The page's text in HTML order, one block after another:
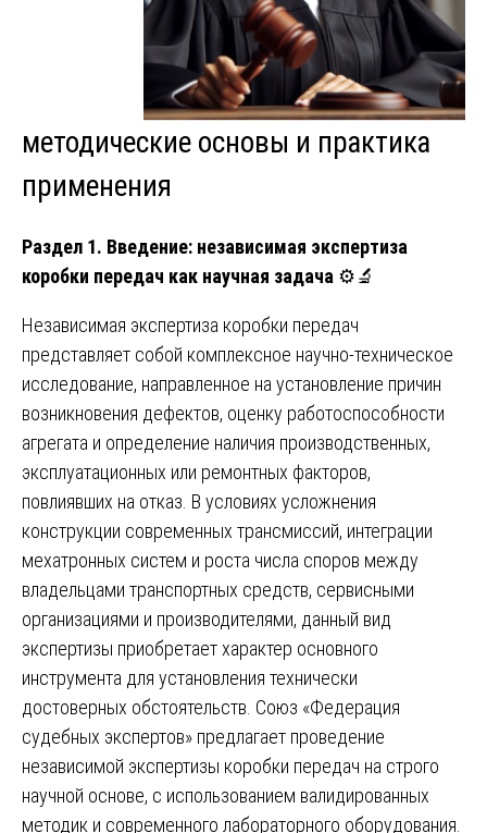
методические основы и практика
применения
Раздел 1. Введение: независимая экспертиза
коробки передач как научная задача ⚙️🔬
Независимая экспертиза коробки передач
представляет собой комплексное научно-техническое
исследование, направленное на установление причин
возникновения дефектов, оценку работоспособности
агрегата и определение наличия производственных,
эксплуатационных или ремонтных факторов,
повлиявших на отказ. В условиях усложнения
конструкции современных трансмиссий, интеграции
мехатронных систем и роста числа споров между
владельцами транспортных средств, сервисными
организациями и производителями, данный вид
экспертизы приобретает характер основного
инструмента для установления технически
достоверных обстоятельств. Союз «Федерация
судебных экспертов» предлагает проведение
независимой экспертизы коробки передач на строго
научной основе, с использованием валидированных
методик и современного лабораторного оборудования.